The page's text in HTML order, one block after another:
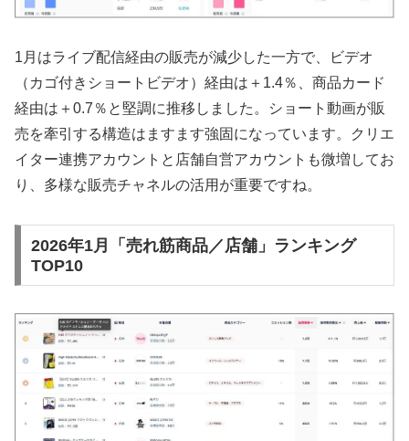
1月はライブ配信経由の販売が減少した一方で、ビデオ
（カゴ付きショートビデオ）経由は＋1.4％、商品カード
経由は＋0.7％と堅調に推移しました。ショート動画が販
売を牽引する構造はますます強固になっています。クリエ
イター連携アカウントと店舗自営アカウントも微増してお
り、多様な販売チャネルの活用が重要ですね。
2026年1月「売れ筋商品／店舗」ランキング
TOP10